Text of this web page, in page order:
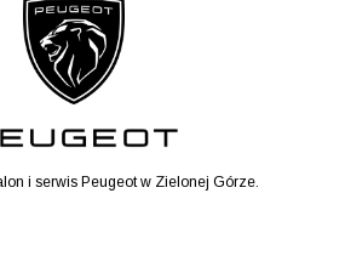
i serwis Peugeot w Zielonej Górze.